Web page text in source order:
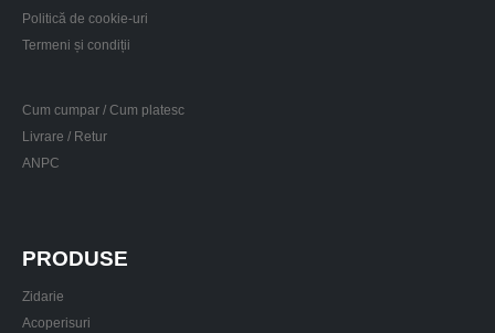
Politică de cookie-uri
Termeni și condiții
Cum cumpar / Cum platesc
Livrare / Retur
ANPC
PRODUSE
Zidarie
Acoperisuri